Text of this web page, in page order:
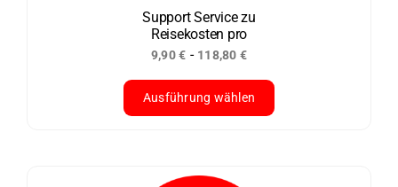
Produktseite
gewählt
werden
Support Service zu
Reisekosten pro
9,90€ - 118,80 €
Ausführung wählen